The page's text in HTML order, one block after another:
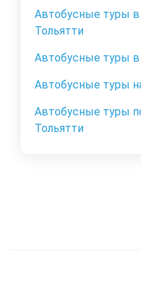
Автобусные туры
Тольятти
Автобусные туры в
Автобусные туры
Автобусные туры
Тольятти